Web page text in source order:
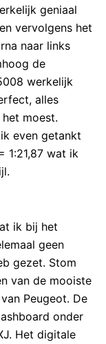
geniaal
vervolgens het
naar links
de
werkelijk
alles
moest.
even getankt
1:21,87 wat ik
ik bij het
geen
gezet. Stom
van de mooiste
Peugeot. De
onder
Het digitale